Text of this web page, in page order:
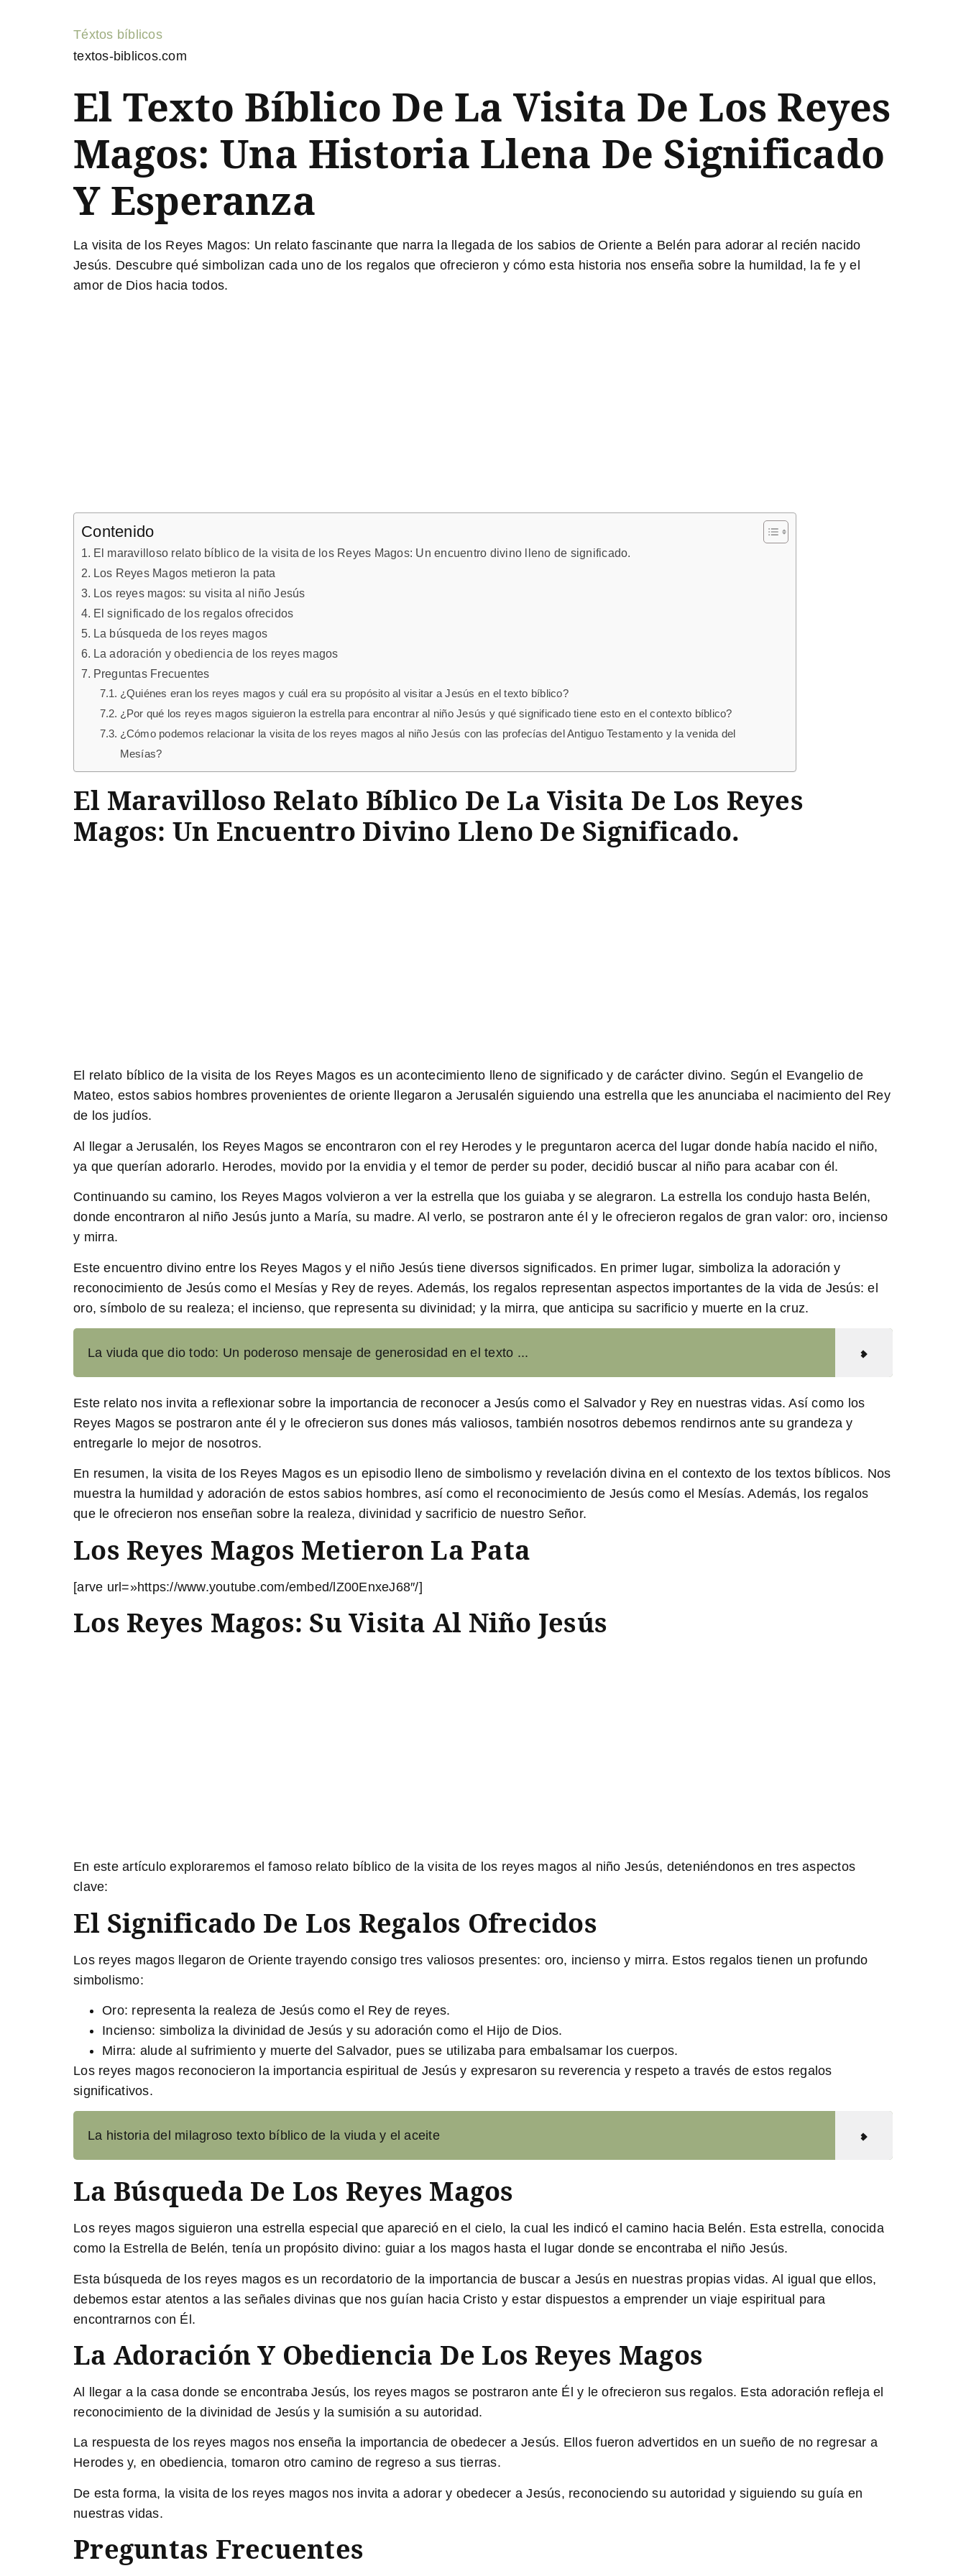
Téxtos bíblicos
textos-biblicos.com
El Texto Bíblico De La Visita De Los Reyes
Magos: Una Historia Llena De Significado
Y Esperanza
La visita de los Reyes Magos: Un relato fascinante que narra la llegada de los sabios de Oriente a Belén para adorar al recién nacido
Jesús. Descubre qué simbolizan cada uno de los regalos que ofrecieron y cómo esta historia nos enseña sobre la humildad, la fe y el
amor de Dios hacia todos.
Contenido
El maravilloso relato bíblico de la visita de los Reyes Magos: Un encuentro divino lleno de significado.
Los Reyes Magos metieron la pata
Los reyes magos: su visita al niño Jesús
El significado de los regalos ofrecidos
La búsqueda de los reyes magos
La adoración y obediencia de los reyes magos
Preguntas Frecuentes
¿Quiénes eran los reyes magos y cuál era su propósito al visitar a Jesús en el texto bíblico?
¿Por qué los reyes magos siguieron la estrella para encontrar al niño Jesús y qué significado tiene esto en el contexto bíblico?
¿Cómo podemos relacionar la visita de los reyes magos al niño Jesús con las profecías del Antiguo Testamento y la venida del
Mesías?
El Maravilloso Relato Bíblico De La Visita De Los Reyes
Magos: Un Encuentro Divino Lleno De Significado.
El relato bíblico de la visita de los Reyes Magos es un acontecimiento lleno de significado y de carácter divino. Según el Evangelio de
Mateo, estos sabios hombres provenientes de oriente llegaron a Jerusalén siguiendo una estrella que les anunciaba el nacimiento del Rey
de los judíos.
Al llegar a Jerusalén, los Reyes Magos se encontraron con el rey Herodes y le preguntaron acerca del lugar donde había nacido el niño,
ya que querían adorarlo. Herodes, movido por la envidia y el temor de perder su poder, decidió buscar al niño para acabar con él.
Continuando su camino, los Reyes Magos volvieron a ver la estrella que los guiaba y se alegraron. La estrella los condujo hasta Belén,
donde encontraron al niño Jesús junto a María, su madre. Al verlo, se postraron ante él y le ofrecieron regalos de gran valor: oro, incienso
y mirra.
Este encuentro divino entre los Reyes Magos y el niño Jesús tiene diversos significados. En primer lugar, simboliza la adoración y
reconocimiento de Jesús como el Mesías y Rey de reyes. Además, los regalos representan aspectos importantes de la vida de Jesús: el
oro, símbolo de su realeza; el incienso, que representa su divinidad; y la mirra, que anticipa su sacrificio y muerte en la cruz.
La viuda que dio todo: Un poderoso mensaje de generosidad en el texto ...
Este relato nos invita a reflexionar sobre la importancia de reconocer a Jesús como el Salvador y Rey en nuestras vidas. Así como los
Reyes Magos se postraron ante él y le ofrecieron sus dones más valiosos, también nosotros debemos rendirnos ante su grandeza y
entregarle lo mejor de nosotros.
En resumen, la visita de los Reyes Magos es un episodio lleno de simbolismo y revelación divina en el contexto de los textos bíblicos. Nos
muestra la humildad y adoración de estos sabios hombres, así como el reconocimiento de Jesús como el Mesías. Además, los regalos
que le ofrecieron nos enseñan sobre la realeza, divinidad y sacrificio de nuestro Señor.
Los Reyes Magos Metieron La Pata
[arve url=»https://www.youtube.com/embed/lZ00EnxeJ68″/]
Los Reyes Magos: Su Visita Al Niño Jesús
En este artículo exploraremos el famoso relato bíblico de la visita de los reyes magos al niño Jesús, deteniéndonos en tres aspectos
clave:
El Significado De Los Regalos Ofrecidos
Los reyes magos llegaron de Oriente trayendo consigo tres valiosos presentes: oro, inciensoy mirra. Estos regalos tienen un profundo
simbolismo:
Oro: representa la realeza de Jesús como el Rey de reyes.
Incienso: simboliza la divinidad de Jesús y su adoración como el Hijo de Dios.
Mirra: alude al sufrimiento y muerte del Salvador, pues se utilizaba para embalsamar los cuerpos.
Los reyes magos reconocieron la importancia espiritual de Jesús y expresaron su reverencia y respeto a través de estos regalos
significativos.
La historia del milagroso texto bíblico de la viuda y el aceite
La Búsqueda De Los Reyes Magos
Los reyes magos siguieron una estrella especial que apareció en el cielo, la cual les indicó el camino hacia Belén. Esta estrella, conocida
como la Estrella de Belén, tenía un propósito divino: guiar a los magos hasta el lugar donde se encontraba el niño Jesús.
Esta búsqueda de los reyes magos es un recordatorio de la importancia de buscar a Jesús en nuestras propias vidas. Al igual que ellos,
debemos estar atentos a las señales divinas que nos guían hacia Cristo y estar dispuestos a emprender un viaje espiritual para
encontrarnos con Él.
La Adoración Y Obediencia De Los Reyes Magos
Al llegar a la casa donde se encontraba Jesús, los reyes magos se postraron ante Él y le ofrecieron sus regalos. Esta adoración refleja el
reconocimiento de la divinidad de Jesús y la sumisión a su autoridad.
La respuesta de los reyes magos nos enseña la importancia de obedecer a Jesús. Ellos fueron advertidos en un sueño de no regresar a
Herodes y, en obediencia, tomaron otro camino de regreso a sus tierras.
De esta forma, la visita de los reyes magos nos invita a adorar y obedecer a Jesús, reconociendo su autoridad y siguiendo su guía en
nuestras vidas.
Preguntas Frecuentes